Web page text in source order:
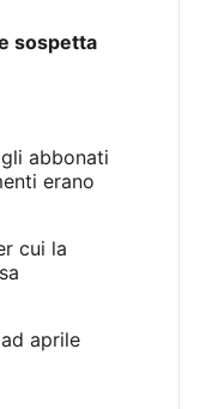
sospetta